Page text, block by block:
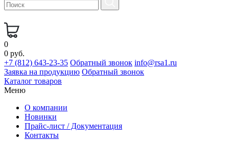
0
0 руб.
+7 (812) 643-23-35 Обратный звонок info@rsa1.ru
Заявка на продукцию Обратный звонок
Каталог товаров
Меню
О компании
Новинки
Прайс-лист / Документация
Контакты